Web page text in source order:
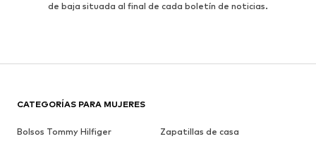
de baja situada al final de cada boletín de noticias.
CATEGORÍAS PARA MUJERES
Bolsos Tommy Hilfiger
Zapatillas de casa